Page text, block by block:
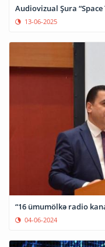
Audiovizual Şura
13-06-2025
“16 ümumölkə radio
04-06-2024